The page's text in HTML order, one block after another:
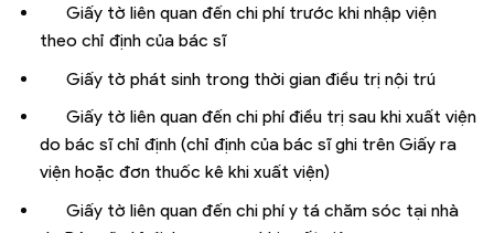
Giấy tờ liên quan đến chi phí trước khi nhập viện
theo chỉ định của bác sĩ
Giấy tờ phát sinh trong thời gian điều trị nội trú
Giấy tờ liên quan đến chi phí điều trị sau khi xuất viện
do bác sĩ chỉ định (chỉ định của bác sĩ ghi trên Giấy ra
viện hoặc đơn thuốc kê khi xuất viện)
Giấy tờ liên quan đến chi phí y tá chăm sóc tại nhà